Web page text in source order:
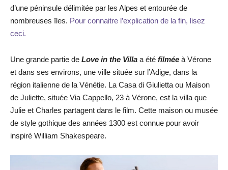
d’une péninsule délimitée par les Alpes et entourée de
nombreuses îles. Pour connaitre l’explication de la fin, lisez
ceci.
Une grande partie de Love in the Villa a été filmée à Vérone
et dans ses environs, une ville située sur l’Adige, dans la
région italienne de la Vénétie. La Casa di Giulietta ou Maison
de Juliette, située Via Cappello, 23 à Vérone, est la villa que
Julie et Charles partagent dans le film. Cette maison ou musée
de style gothique des années 1300 est connue pour avoir
inspiré William Shakespeare.